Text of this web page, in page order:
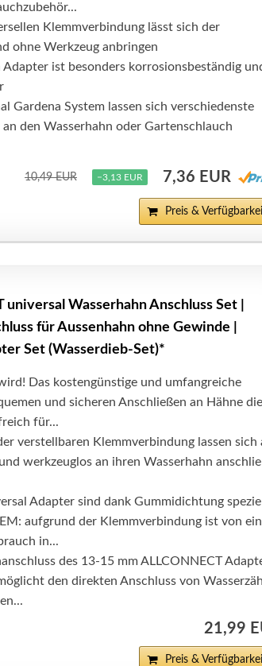
Klemmverbindung lässt sich der
ohne Werkzeug anbringen
ist besonders korrosionsbeständig
Gardena System lassen sich verschiedenste
den Wasserhahn oder Gartenschlauch
10,49 EUR −3,13 EUR 7,36 EUR
Preis &
Wasserhahn Anschluss Set |
für Aussenhahn ohne Gewinde |
Set (Wasserdieb-Set)*
Das kostengünstige und umfangreiche
und sicheren Anschließen an Hähne die
für...
verstellbaren Klemmverbindung lassen sich
werkzeuglos an ihren Wasserhahn
Adapter sind dank Gummidichtung
aufgrund der Klemmverbindung ist von
in...
des 13-15 mm ALLCONNECT
den direkten Anschluss von
21,99
Preis &